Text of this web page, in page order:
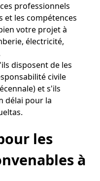
professionnels
et les compétences
votre projet à
électricité,
disposent de les
civile
et s'ils
délai pour la
les
à